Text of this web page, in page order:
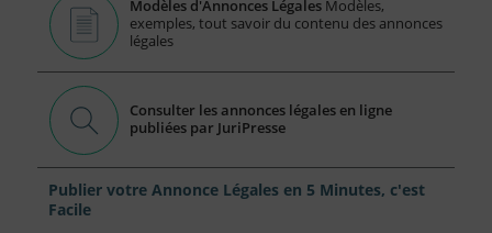
Modèles d'Annonces Légales Modèles,
exemples, tout savoir du contenu des annonces
légales
Consulter les annonces légales en ligne
publiées par JuriPresse
Publier votre Annonce Légales en 5 Minutes, c'est
Facile